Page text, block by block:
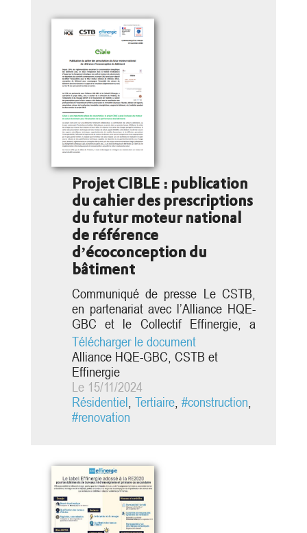
conception du bâtiment...
Projet CIBLE : publication
du cahier des prescriptions
du futur moteur national
de référence
d’écoconception du
bâtiment
Communiqué de presse Le CSTB,
en partenariat avec l’Alliance HQE-
GBC et le Collectif Effinergie, a
coordonné le projet CIBLE, avec le
soutien de la Direction de l’Habitat,
de l’Urbanisme et du Paysage
(DHUP) et le financement de
l’ADEME. Le cahier des
prescriptions pour le futur moteur a
filière construction...
Communiqué de presse
Télécharger le document
Alliance HQE-GBC, CSTB et
Effinergie
Le 15/11/2024
Résidentiel, Tertiaire, #construction,
#renovation